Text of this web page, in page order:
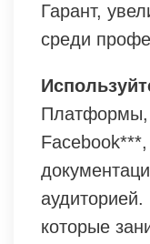
Гарант,
среди
Платформы,
которые